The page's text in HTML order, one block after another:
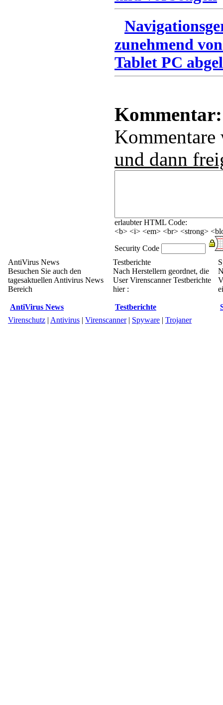
zunehmend
Tablet PC
Kommentar:
und dann
erlaubter HTML Code:
<b> <i> <em> <br> <strong>
Security Code
AntiVirus News
Besuchen Sie auch den
tagesaktuellen Antivirus News
Bereich
AntiVirus News
Testberichte
Nach Herstellern geordnet, die
User Virenscanner Testberichte
hier :
Testberichte
Virenschutz | Antivirus | Virenscanner| Spyware | Trojaner